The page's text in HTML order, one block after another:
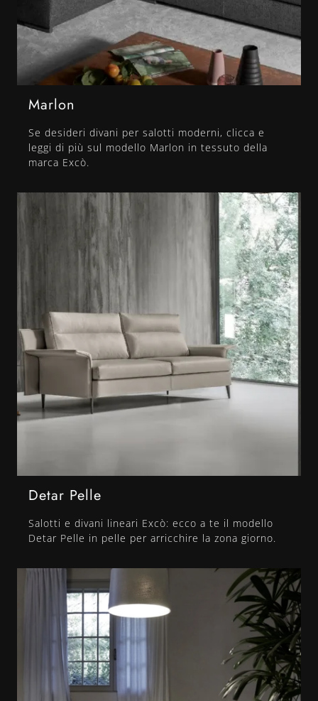
Marlon
Se desideri divani per salotti moderni, clicca e
leggi di più sul modello Marlon in tessuto della
marca Excò.
Detar Pelle
Salotti e divani lineari Excò: ecco a te il modello
Detar Pelle in pelle per arricchire la zona giorno.